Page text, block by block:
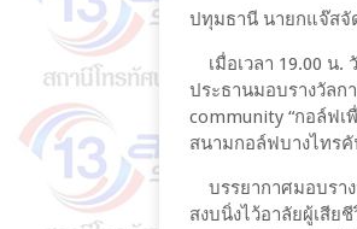
ปทุมธานี นายกแจ๊สจั
เมื่อเวลา 19.00 น.
ประธานมอบรางวัลก
community “กอล์ฟ
สนามกอล์ฟบางไทร
บรรยากาศมอบรา
สงบนิ่งไว้อาลัยผู้เสีย